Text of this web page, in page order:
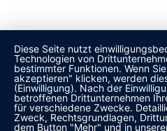
Diese Seite nutzt
Technologien von
bestimmter Funktionen. Wenn
akzeptieren" klicken, werden
(Einwilligung). Nach der
betroffenen Drittunternehmen
für verschiedene Zwecke.
Zweck, Rechtsgrundlagen,
dem Button "Mehr" und in